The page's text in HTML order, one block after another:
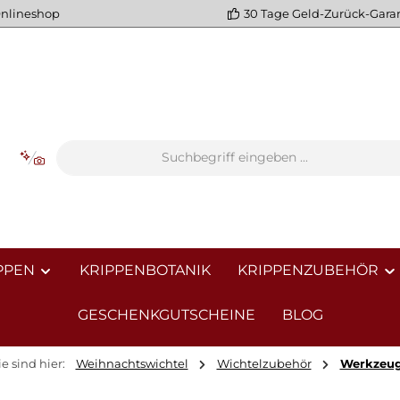
30 Tage Geld-Zurück-
KRIPPENBOTANIK KRIPPENZUBEHÖR
GESCHENKGUTSCHEINE BLOG
sind hier: Weihnachtswichtel Wichtelzubehör